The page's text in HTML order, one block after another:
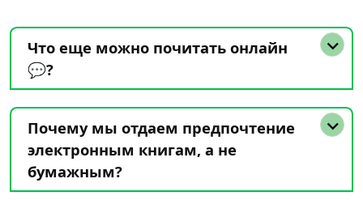
Что еще можно почитать онлайн
💬?
Почему мы отдаем предпочтение
электронным книгам, а не
бумажным?